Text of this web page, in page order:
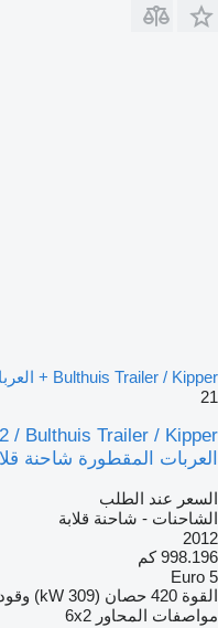
Bulthuis Trailer / Kipper + العربات المقطورة شاحنة قلابة
21
العربات المقطورة شاحنة
السعر عند الطلب
الشاحنات - شاحنة قلابة
2012
998.196 كم
Euro 5
القوة 420 حصان (309 kW) وقود
مواصفات المحاور 6x2